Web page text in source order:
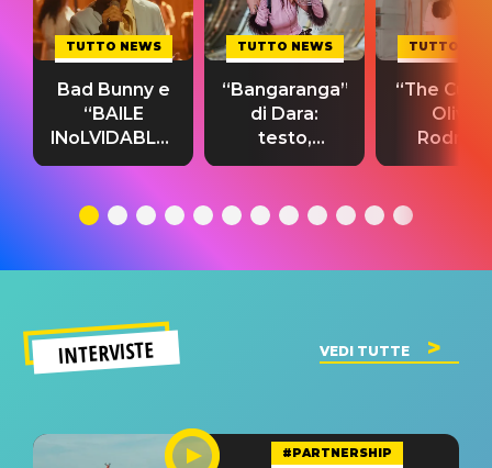
TUTTO NEWS
Bad Bunny e
“BAILE
INoLVIDABLE”:
testo,
significato
TUTTO NEWS
“Bangaranga”
di Dara:
testo,
traduzione e
del singolo
TUTTO
“The
Olivia
testo,
INTERVISTE VEDI TUTTE
#PARTNERSHIP